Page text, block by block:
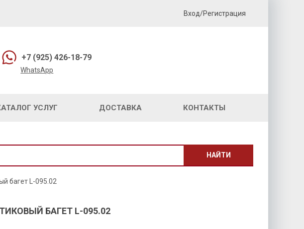
Вход/Регистрация
+7 (925) 426-18-79
WhatsApp
УСЛУГ ДОСТАВКА КОНТАКТЫ
НАЙТИ
багет L-095.02
БАГЕТ L-095.02